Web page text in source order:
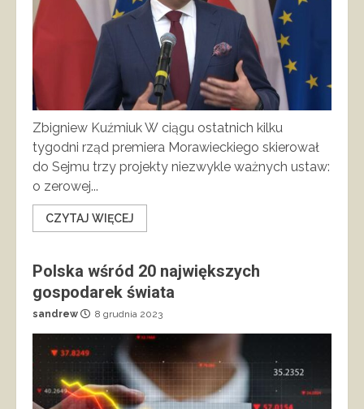
Zbigniew Kuźmiuk W ciągu ostatnich kilku
tygodni rząd premiera Morawieckiego skierował
do Sejmu trzy projekty niezwykle ważnych ustaw:
o zerowej...
CZYTAJ WIĘCEJ
Polska wśród 20 największych
gospodarek świata
sandrew 8 grudnia 2023